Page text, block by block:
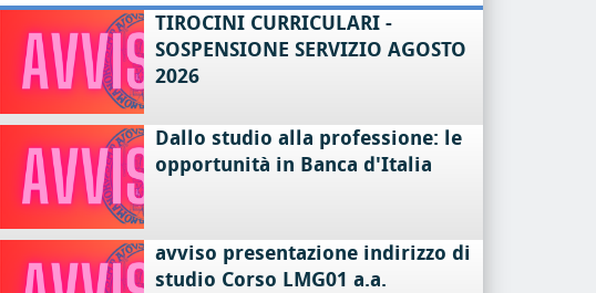
TIROCINI CURRICULARI -
SOSPENSIONE SERVIZIO AGOSTO
2026
Dallo studio alla professione: le
opportunità in Banca d'Italia
avviso presentazione indirizzo di
studio Corso LMG01 a.a.